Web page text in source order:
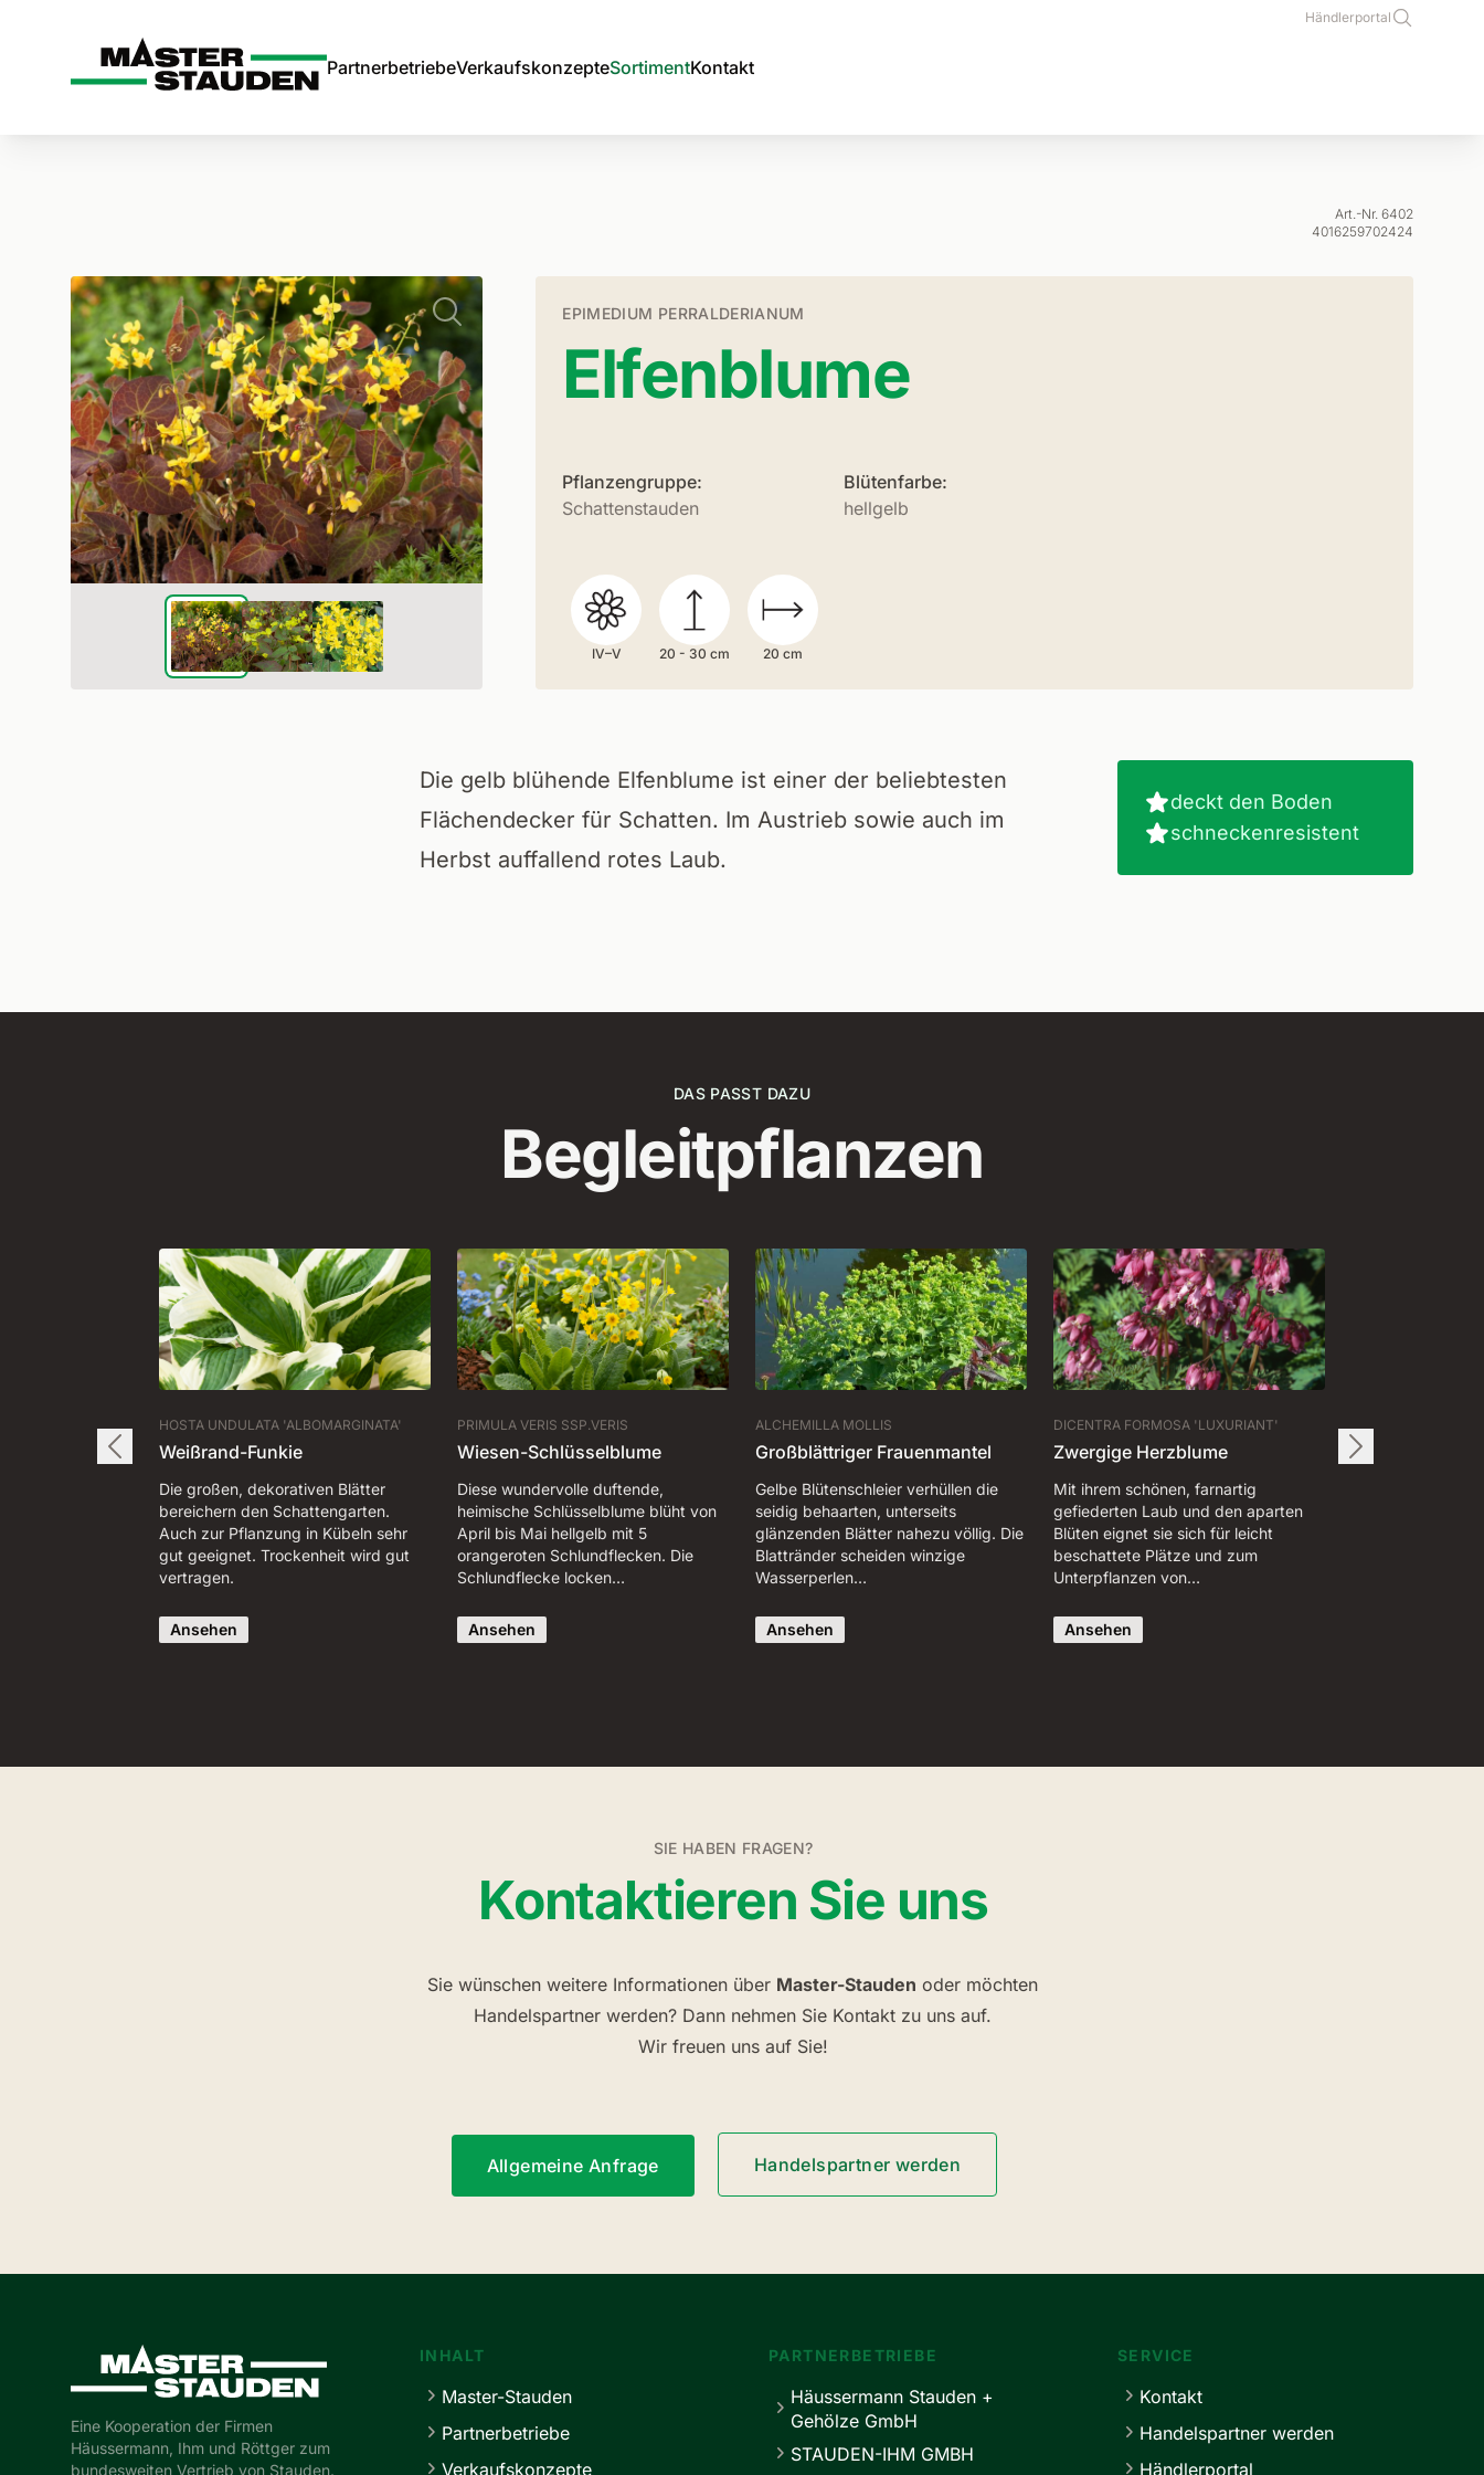
Händlerportal
Master-Stauden
PartnerbetriebeVerkaufskonzepteSortimentKontakt
Art.-Nr. 6402
4016259702424
EPIMEDIUM PERRALDERIANUM
Elfenblume
Pflanzengruppe:
Schattenstauden
Blütenfarbe:
hellgelb
IV–V 20 - 30 cm 20 cm
deckt den Boden
schneckenresistent
Die gelb blühende Elfenblume ist einer der beliebtesten
Flächendecker für Schatten. Im Austrieb sowie auch im
Herbst auffallend rotes Laub.
DAS PASST DAZU
Begleitpflanzen
HOSTA UNDULATA 'ALBOMARGINATA'
Weißrand-Funkie
Die großen, dekorativen Blätter
bereichern den Schattengarten.
Auch zur Pflanzung in Kübeln sehr
gut geeignet. Trockenheit wird gut
vertragen.
Ansehen
PRIMULA VERIS SSP.VERIS
Wiesen-Schlüsselblume
Diese wundervolle duftende,
heimische Schlüsselblume blüht von
April bis Mai hellgelb mit 5
orangeroten Schlundflecken. Die
Schlundflecke locken…
Ansehen
ALCHEMILLA MOLLIS
Großblättriger Frauenmantel
Gelbe Blütenschleier verhüllen die
seidig behaarten, unterseits
glänzenden Blätter nahezu völlig. Die
Blattränder scheiden winzige
Wasserperlen…
Ansehen
DICENTRA FORMOSA 'LUXURIANT'
Zwergige Herzblume
Mit ihrem schönen, farnartig
gefiederten Laub und den aparten
Blüten eignet sie sich für leicht
beschattete Plätze und zum
Unterpflanzen von…
Ansehen
SIE HABEN FRAGEN?
Kontaktieren Sie uns
Sie wünschen weitere Informationen über Master-Stauden oder möchten
Handelspartner werden? Dann nehmen Sie Kontakt zu uns auf.
Wir freuen uns auf Sie!
Allgemeine Anfrage Handelspartner werden
Master-Stauden
Eine Kooperation der Firmen
Häussermann, Ihm und Röttger zum
bundesweiten Vertrieb von Stauden.
INHALT
Master-Stauden
Partnerbetriebe
Verkaufskonzepte
PARTNERBETRIEBE
Häussermann Stauden +
Gehölze GmbH
STAUDEN-IHM GMBH
SERVICE
Kontakt
Handelspartner werden
Händlerportal